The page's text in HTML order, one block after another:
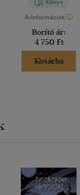
Könyv
Árinformációk
Borító ár:
4 750 Ft
Kosárba